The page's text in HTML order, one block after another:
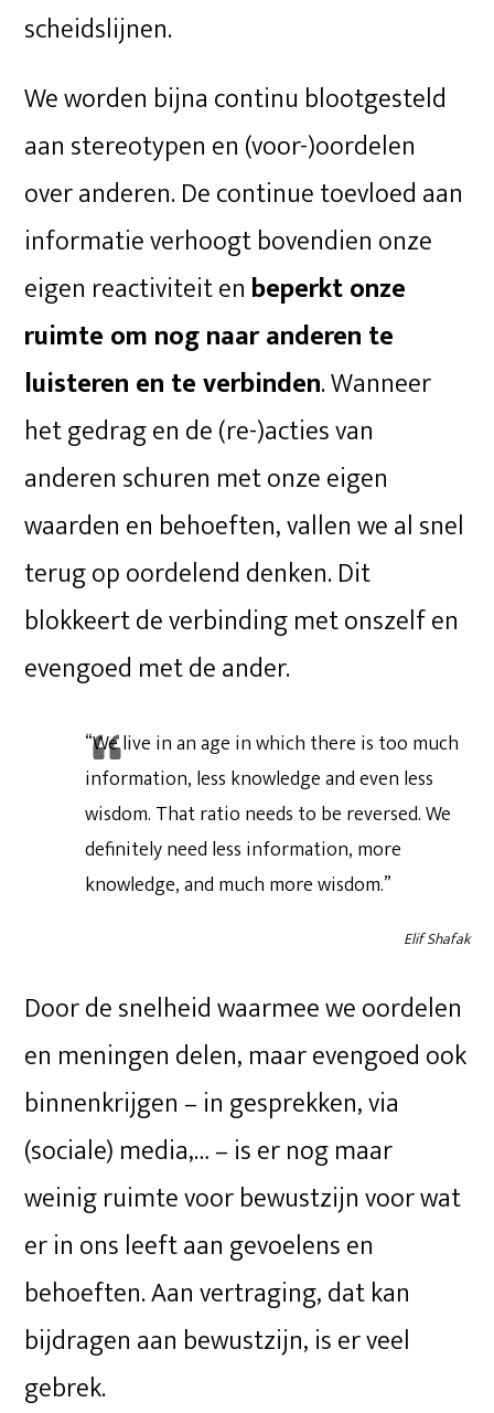
scheidslijnen.
We worden bijna continu blootgesteld
aan stereotypen en (voor-)oordelen
over anderen. De continue toevloed aan
informatie verhoogt bovendien onze
eigen reactiviteit en beperkt onze
ruimte om nog naar anderen te
luisteren en te verbinden. Wanneer
het gedrag en de (re-)acties van
anderen schuren met onze eigen
waarden en behoeften, vallen we al snel
terug op oordelend denken. Dit
blokkeert de verbinding met onszelf en
evengoed met de ander.
“We live in an age in which there is too much
information, less knowledge and even less
wisdom. That ratio needs to be reversed. We
definitely need less information, more
knowledge, and much more wisdom.”
Elif Shafak
Door de snelheid waarmee we oordelen
en meningen delen, maar evengoed ook
binnenkrijgen – in gesprekken, via
(sociale) media,… – is er nog maar
weinig ruimte voor bewustzijn voor wat
er in ons leeft aan gevoelens en
behoeften. Aan vertraging, dat kan
bijdragen aan bewustzijn, is er veel
gebrek.